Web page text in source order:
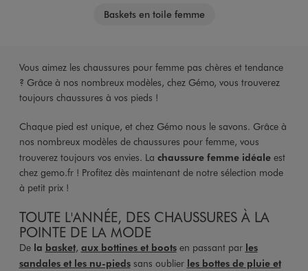
Baskets en toile femme
Vous aimez les chaussures pour femme pas chères et tendance
? Grâce à nos nombreux modèles, chez Gémo, vous trouverez
toujours chaussures à vos pieds !
Chaque pied est unique, et chez Gémo nous le savons. Grâce à
nos nombreux modèles de chaussures pour femme, vous
trouverez toujours vos envies. La chaussure femme idéaleest
chez gemo.fr ! Profitez dès maintenant de notre sélection mode
à petit prix !
TOUTE L'ANNÉE, DES CHAUSSURES À LA
POINTE DE LA MODE
De la basket, aux bottines et bootsen passant par les
sandales et les nu-piedssans oublier les bottes de pluie et